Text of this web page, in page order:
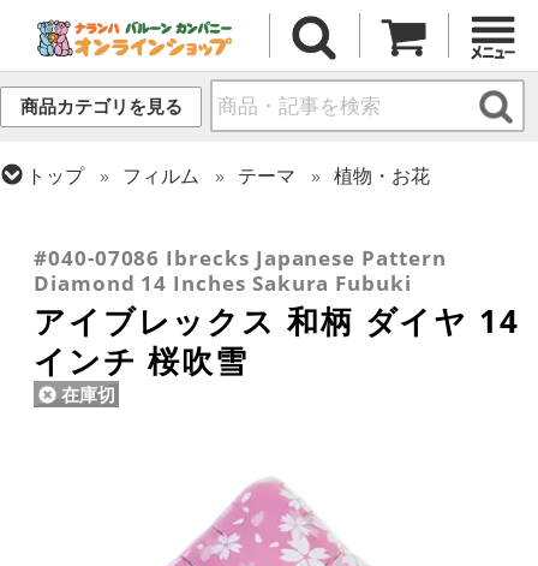
商品カテゴリを見る
トップ フィルム テーマ
植物・お花
アイブレックス
#040-07086 Ibrecks Japanese Pattern
Diamond 14 Inches Sakura Fubuki
アイブレックス 和柄 ダイヤ 14
インチ 桜吹雪
在庫切